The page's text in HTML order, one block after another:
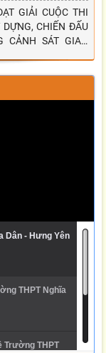
GIẢI CUỘC THI
DỰNG, CHIẾN ĐẤU
CẢNH SÁT GIAO
Dân - Hưng Yên
THPT Nghĩa
Trường THPT